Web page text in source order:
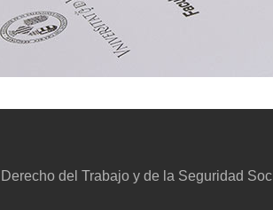
del Trabajo y de la Seguridad